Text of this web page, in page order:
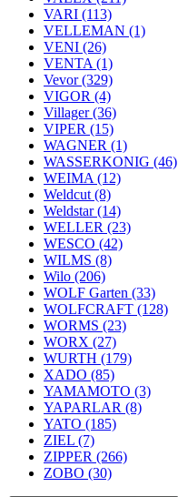
VARI (113)
VELLEMAN (1)
VENI (26)
VENTA (1)
Vevor(329)
VIGOR (4)
Villager(36)
VIPER (15)
WAGNER (1)
WASSERKONIG (46)
WEIMA (12)
Weldcut (8)
Weldstar(14)
WELLER (23)
WESCO (42)
WILMS (8)
Wilo (206)
WOLF Garten (33)
WOLFCRAFT (128)
WORMS (23)
WORX (27)
WURTH (179)
XADO (85)
YAMAMOTO (3)
YAPARLAR (8)
YATO (185)
ZIEL (7)
ZIPPER (266)
ZOBO (30)